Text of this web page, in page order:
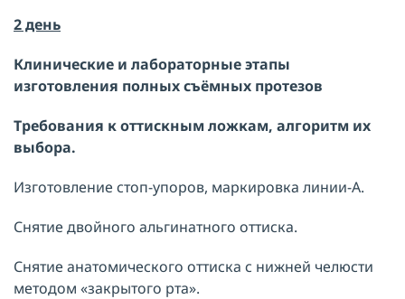
2 день
Клинические и лабораторные этапы
изготовления полных съёмных протезов
Требования к оттискным ложкам, алгоритм их
выбора.
Изготовление стоп-упоров, маркировка линии-А.
Снятие двойного альгинатного оттиска.
Снятие анатомического оттиска с нижней челюсти
методом «закрытого рта».